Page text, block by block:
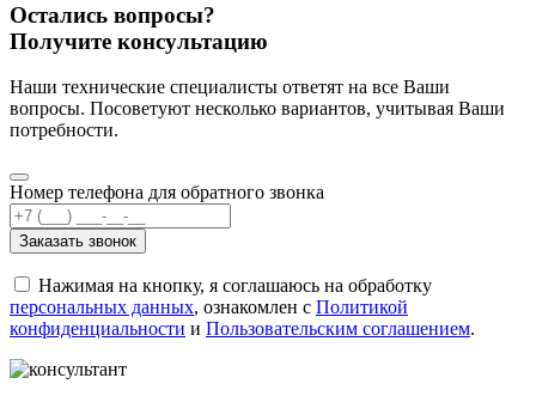
Остались вопросы?
Получите консультацию
Наши технические специалисты ответят на все Ваши
вопросы. Посоветуют несколько вариантов, учитывая Ваши
потребности.
Номер телефона для обратного звонка
Заказать звонок
Нажимая на кнопку, я соглашаюсь на обработку
персональных данных, ознакомлен с Политикой
конфиденциальности и Пользовательским соглашением.